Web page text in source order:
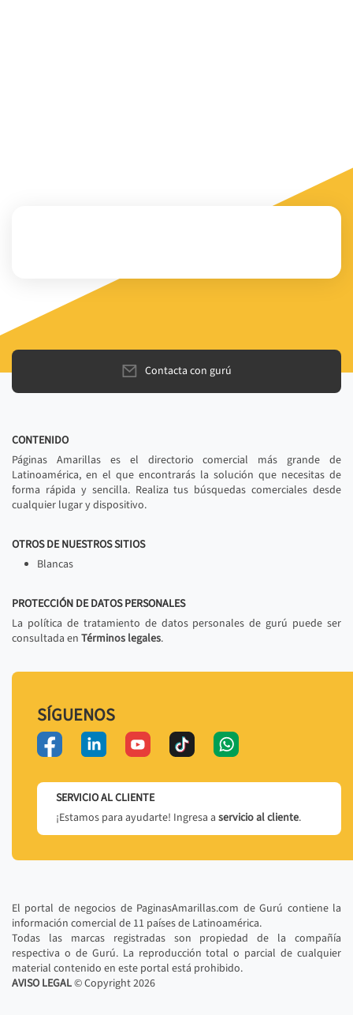
Contacta con gurú
CONTENIDO
Páginas Amarillas es el directorio comercial más grande de
Latinoamérica, en el que encontrarás la solución que necesitas de
forma rápida y sencilla. Realiza tus búsquedas comerciales desde
cualquier lugar y dispositivo.
OTROS DE NUESTROS SITIOS
Blancas
PROTECCIÓN DE DATOS PERSONALES
La política de tratamiento de datos personales de gurú puede ser
consultada en Términos legales.
SÍGUENOS
SERVICIO AL CLIENTE
¡Estamos para ayudarte! Ingresa a servicio al cliente.
El portal de negocios de PaginasAmarillas.com de Gurú contiene la
información comercial de 11 países de Latinoamérica.
Todas las marcas registradas son propiedad de la compañía
respectiva o de Gurú. La reproducción total o parcial de cualquier
material contenido en este portal está prohibido.
AVISO LEGAL© Copyright2026